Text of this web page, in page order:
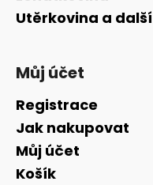
Utěrkovina a
Můj účet
Registrace
Jak nakupovat
Můj účet
Košík